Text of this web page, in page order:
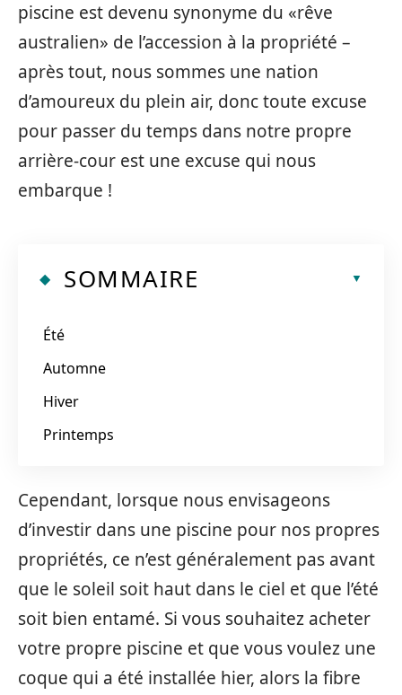
piscine est devenu synonyme du «rêve
australien» de l’accession à la propriété –
après tout, nous sommes une nation
d’amoureux du plein air, donc toute excuse
pour passer du temps dans notre propre
arrière-cour est une excuse qui nous
embarque !
SOMMAIRE
Été
Automne
Hiver
Printemps
Cependant, lorsque nous envisageons
d’investir dans une piscine pour nos propres
propriétés, ce n’est généralement pas avant
que le soleil soit haut dans le ciel et que l’été
soit bien entamé. Si vous souhaitez acheter
votre propre piscine et que vous voulez une
coque qui a été installée hier, alors la fibre